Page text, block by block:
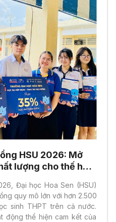
HSU 2026: Mở
lượng cho thế hệ
Đại học Hoa Sen (HSU)
quy mô lớn với hơn 2.500
sinh THPT trên cả nước.
động thể hiện cam kết của